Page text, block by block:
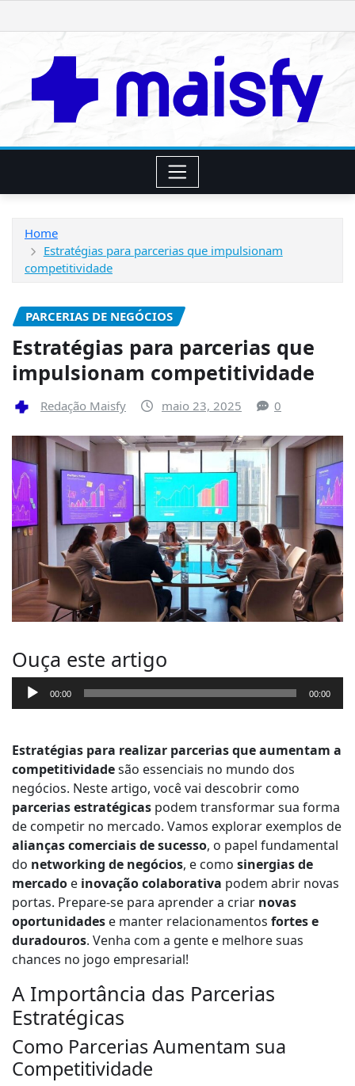
to
Home
Estratégias para parcerias que impulsionam
competitividade
PARCERIAS DE NEGÓCIOS
Estratégias para parcerias que
impulsionam competitividade
Redação Maisfy maio 23, 2025 0
Ouça este artigo
o
a
d
á
i
o
00:00 00:00
Estratégias para realizar parcerias que aumentam a
competitividadesão essenciais no mundo dos
negócios. Neste artigo, você vai descobrir como
parcerias estratégicas podem transformar sua forma
de competir no mercado. Vamos explorar exemplos de
alianças comerciais de sucesso, o papel fundamental
do networking de negócios, e como sinergias de
mercado e inovação colaborativa podem abrir novas
portas. Prepare-se para aprender a criar novas
oportunidades e manter relacionamentos fortes e
duradouros. Venha com a gente e melhore suas
chances no jogo empresarial!
A Importância das Parcerias
Estratégicas
Como Parcerias Aumentam sua
Competitividade